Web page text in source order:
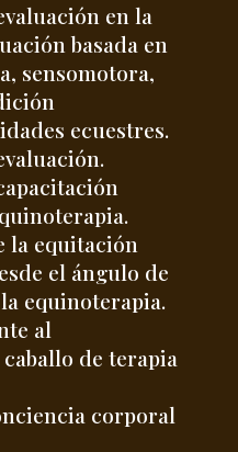
en la
basada en
sensomotora,
ecuestres.
la equitación
el ángulo de
equinoterapia.
al
de terapia
corporal